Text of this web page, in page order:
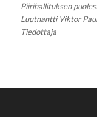
Piirihallituksen
Luutnantti Viktor
Tiedottaja